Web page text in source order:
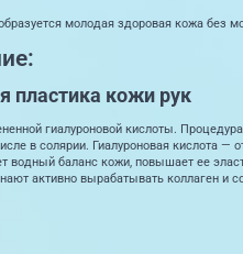
молодая здоровая кожа без
пластика кожи рук
гиалуроновой кислоты.
в солярии. Гиалуроновая кислота
водный баланс кожи, повышает ее
активно вырабатывать коллаген и